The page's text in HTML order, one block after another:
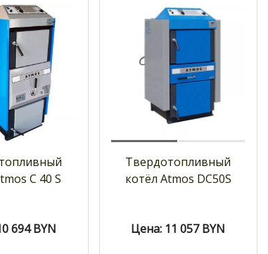
C 40 S
694 BYN
Твердотопливный
котёл Atmos DC50S
Цена: 11 057 BYN